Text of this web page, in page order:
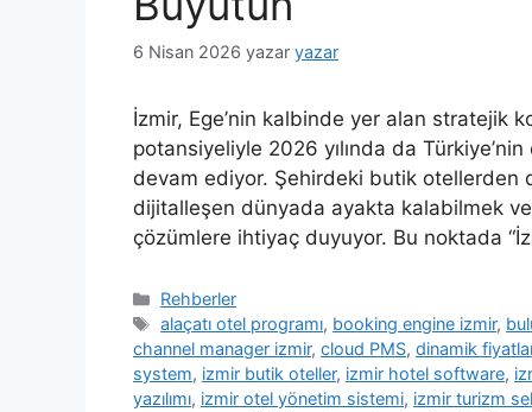
6 Nisan 2026 yazar yazar
İzmir, Ege’nin kalbinde yer alan stratejik
potansiyeliyle 2026 yılında da
devam ediyor. Şehirdeki butik
dijitalleşen dünyada ayakta kalabilmek
çözümlere ihtiyaç duyuyor. Bu noktada
Kategoriler
Rehberler
Etiketler
alaçatı otel programı, booking engine izmir,
channel manager izmir, cloud PMS, dinamik
system, izmir butik oteller, izmir hotel software,
yazılımı, izmir otel yönetim sistemi, izmir turizm